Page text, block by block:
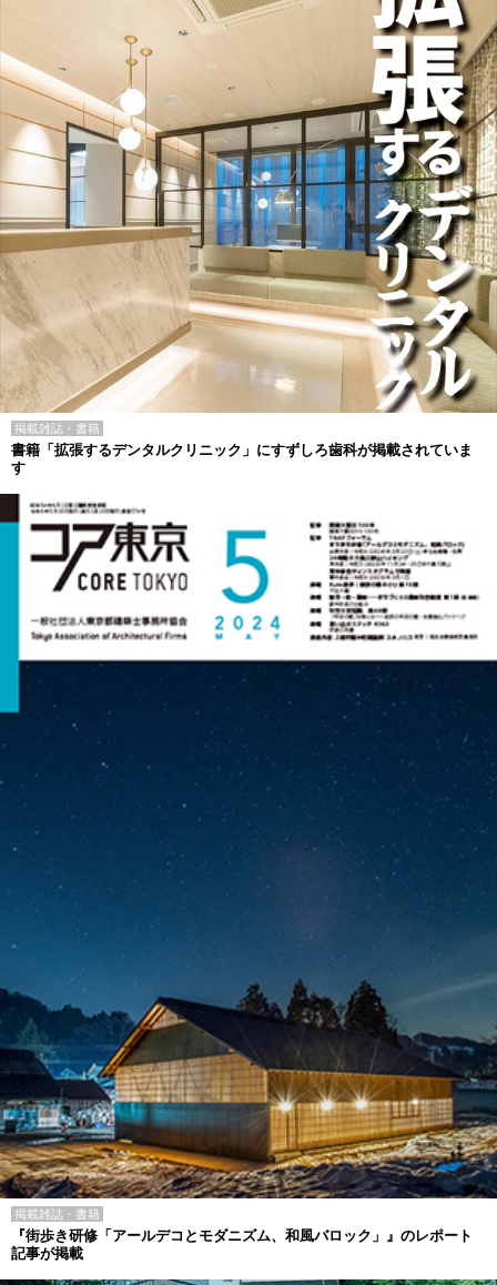
掲載雑誌・書籍
書籍「拡張するデンタルクリニック」にすずしろ歯科が掲載されていま
す
掲載雑誌・書籍
『街歩き研修「アールデコとモダニズム、和風バロック」』のレポート
記事が掲載